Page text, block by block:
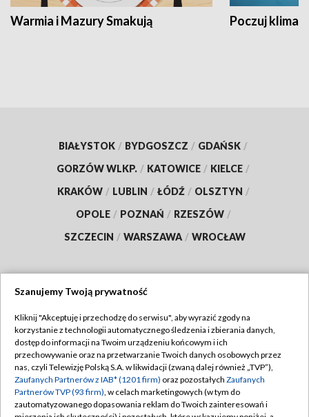
Warmia i Mazury Smakują Poczuj klimat
BIAŁYSTOK / BYDGOSZCZ / GDAŃSK /
GORZÓW WLKP. / KATOWICE / KIELCE /
KRAKÓW / LUBLIN / ŁÓDŹ / OLSZTYN /
OPOLE / POZNAŃ / RZESZÓW /
SZCZECIN / WARSZAWA / WROCŁAW
TVP
Abonament TVP
Emisja w TVP
Centrum informacji TVP
Regulamin TVP
Polityka prywatności
Moje zgody
Szanujemy Twoją prywatność
Kliknij "Akceptuję i przechodzę do serwisu", aby wyrazić zgody na
korzystanie z technologii automatycznego śledzenia i zbierania danych,
dostęp do informacji na Twoim urządzeniu końcowym i ich
przechowywanie oraz na przetwarzanie Twoich danych osobowych przez
nas, czyli Telewizję Polską S.A. w likwidacji (zwaną dalej również „TVP”),
Zaufanych Partnerów z IAB* (1201 firm) oraz pozostałych Zaufanych
Partnerów TVP (93 firm), w celach marketingowych (w tym do
zautomatyzowanego dopasowania reklam do Twoich zainteresowań i